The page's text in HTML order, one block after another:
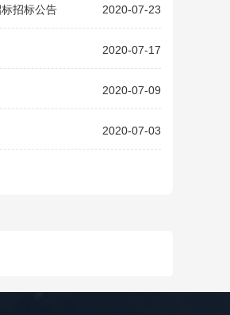
2020-07-23
招标公告
2020-07-17
2020-07-09
2020-07-03